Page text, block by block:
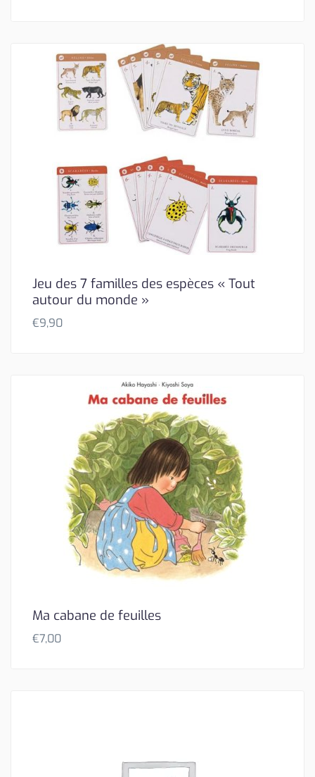
Jeu des 7 familles des espèces « Tout
autour du monde »
€9,90
Ma cabane de feuilles
€7,00